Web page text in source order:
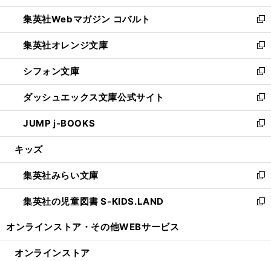
開
く
ウ
で
開
く
ン
ド
ウ
で
開
く
ウ
ィ
ン
ド
ウ
で
開
く
集英社Webマガジン コバルト
新
し
い
ウ
ィ
ン
ド
ウ
で
開
集英社オレンジ文庫
新
し
い
ウ
ィ
ン
ド
ウ
開
く
シフォン文庫
新
し
い
ウ
ィ
ン
ウ
で
開
く
ダッシュエックス文庫公式サイト
新
し
い
ウ
ン
ド
ウ
で
JUMP j-BOOKS
新
し
ウ
ィ
ン
ド
開
キッズ
集英社みらい文庫
新
し
い
ン
集英社の児童図書 S-KIDS.LAND
新
ウ
オンラインストア・ その他WEBサービス
オンラインストア